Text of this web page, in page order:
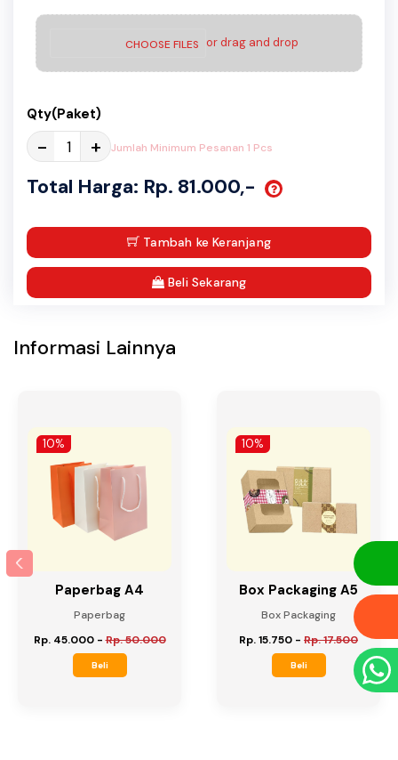
CHOOSE FILES or drag and drop
Qty(Paket)
- + Jumlah Minimum Pesanan 1 Pcs
Total Harga: Rp. 81.000,-
Tambah ke Keranjang
Beli Sekarang
Informasi Lainnya
10%
Paperbag A4
Paperbag
Rp. 45.000-Rp. 50.000
Beli
10%
Box Packaging A5
Box Packaging
Rp. 15.750 - Rp. 17.500
Beli